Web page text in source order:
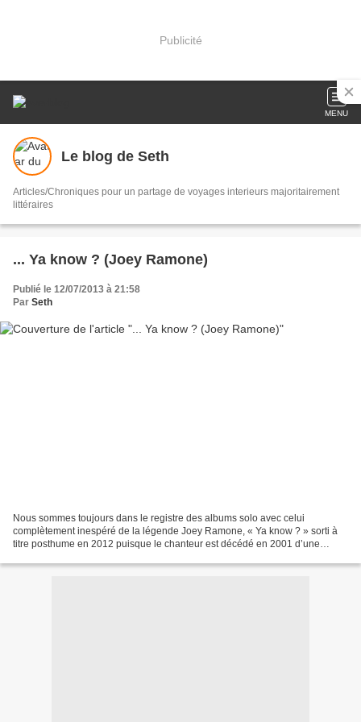
Publicité
MENU
Le blog de Seth
Articles/Chroniques pour un partage de voyages interieurs majoritairement
littéraires
... Ya know ? (Joey Ramone)
Publié le 12/07/2013 à 21:58
Par Seth
Nous sommes toujours dans le registre des albums solo avec celui
complètement inespéré de la légende Joey Ramone, « Ya know ? » sorti à
titre posthume en 2012 puisque le chanteur est décédé en 2001 d’une